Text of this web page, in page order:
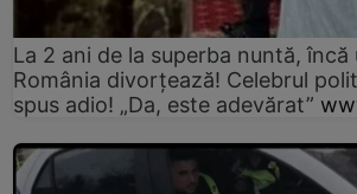
La 2 ani de la superba nuntă,
România divorțează! Celebrul
spus adio! „Da, este adevărat”